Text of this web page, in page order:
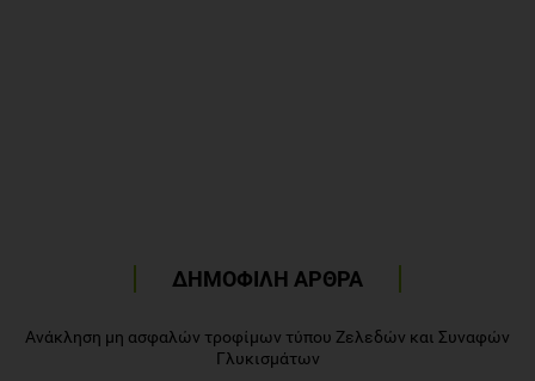
ΔΗΜΟΦΙΛΗ ΑΡΘΡΑ
Ανάκληση μη ασφαλών τροφίμων τύπου Ζελεδών και Συναφών
Γλυκισμάτων